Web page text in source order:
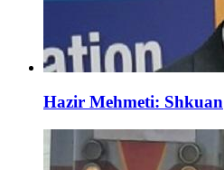
Hazir Mehmeti: Shkuan